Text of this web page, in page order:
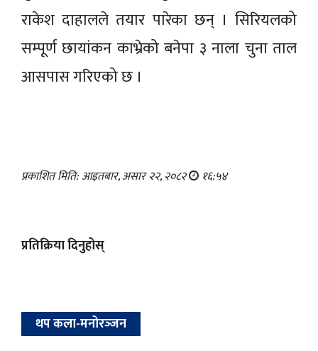
राकेश दाहालले तयार पारेका छन् । सिरियलको
सम्पूर्ण छायांकन काभ्रेको बनेपा ३ नाला चुना ताल
आसपास गरिएको छ ।
प्रकाशित मिति: आइतबार, असार २२, २०८२ १६:५४
प्रतिक्रिया दिनुहोस्
थप कला-मनोरञ्‍जन